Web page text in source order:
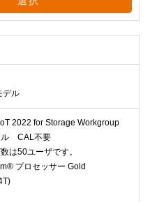
デル
2022 for Storage Workgroup
ル CAL不要
は50ユーザです。
プロセッサー Gold